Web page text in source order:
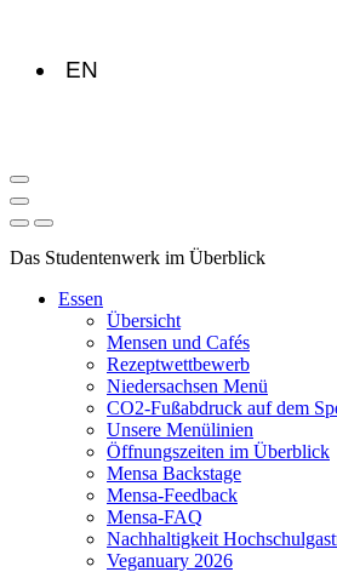
EN
Das Studentenwerk im Überblick
Essen
Übersicht
Mensen und Cafés
Rezeptwettbewerb
Niedersachsen Menü
CO2-Fußabdruck auf dem
Unsere Menülinien
Öffnungszeiten im Überblick
Mensa Backstage
Mensa-Feedback
Mensa-FAQ
Nachhaltigkeit
Veganuary 2026